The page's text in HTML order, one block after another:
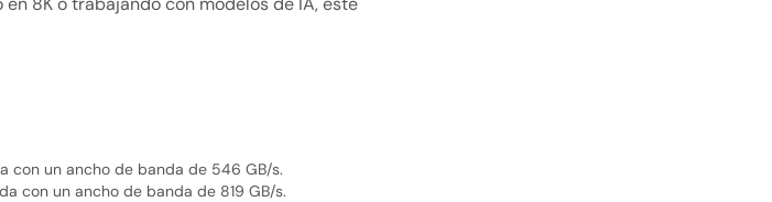
con un ancho de banda de 546 GB/s.
con un ancho de banda de 819 GB/s.